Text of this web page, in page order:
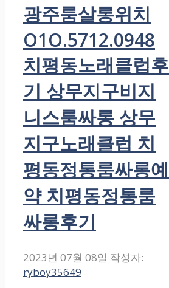
광주룸살롱위치
O1O.5712.0948
치평동노래클럽후
기 상무지구비지
니스룸싸롱 상무
지구노래클럽 치
평동정통룸싸롱예
약 치평동정통룸
싸롱후기
2023년 07월 08일 작성자:
ryboy35649